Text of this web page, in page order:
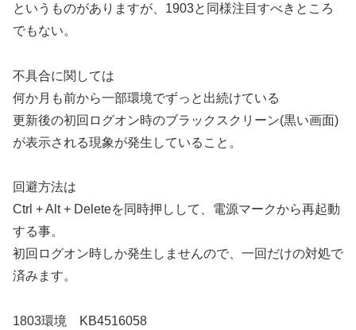
というものがありますが、1903と同様注目すべきところ
でもない。
不具合に関しては
何か月も前から一部環境でずっと出続けている
更新後の初回ログオン時のブラックスクリーン(黒い画面)
が表示される現象が発生していること。
回避方法は
Ctrl + Alt + Deleteを同時押しして、電源マークから再起動
する事。
初回ログオン時しか発生しませんので、一回だけの対処で
済みます。
1803環境 KB4516058